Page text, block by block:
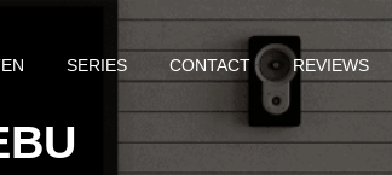
SERIES CONTACT REVIEWS